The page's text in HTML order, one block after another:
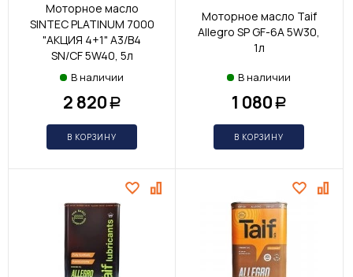
Моторное масло
SINTEC PLATINUM 7000
"АКЦИЯ 4+1" A3/B4
SN/CF 5W40, 5л
В наличии
2 820 Р
В КОРЗИНУ
Моторное масло Taif
Allegro SP GF-6A 5W30,
1л
В наличии
1 080 Р
В КОРЗИНУ